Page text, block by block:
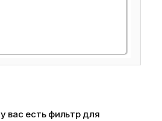
вас есть фильтр для